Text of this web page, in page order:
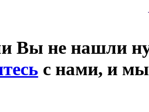
Вы не нашли
с нами, и мы